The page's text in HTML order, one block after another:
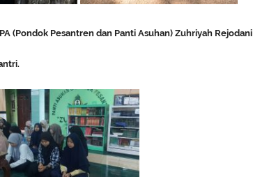
(Pondok Pesantren dan Panti Asuhan) Zuhriyah Rejodani